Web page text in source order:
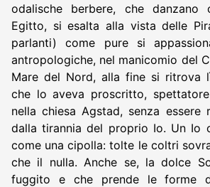
odalische berbere, che danzano
Egitto, si esalta alla vista delle
parlanti) come pure si
antropologiche, nel manicomio del
Mare del Nord, alla fine si ritrova
che lo aveva proscritto,
nella chiesa Agstad, senza essere
dalla tirannia del proprio Io. Un Io
come una cipolla: tolte le coltri
che il nulla. Anche se, la dolce
fuggito e che prende le forme